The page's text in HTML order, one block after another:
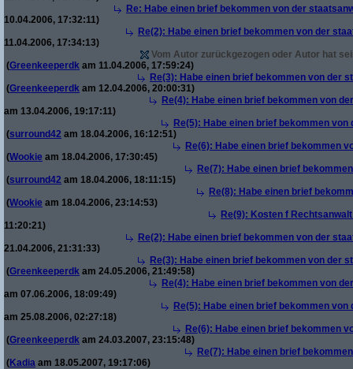
Re: Habe einen brief bekommen von der
10.04.2006, 17:32:11)
Re(2): Habe einen brief bekommen von der
11.04.2006, 17:34:13)
Vom Autor zurückgezogen oder Autor hat
(Greenkeeperdk am 11.04.2006, 17:59:24)
Re(3): Habe einen brief bekommen von der
(Greenkeeperdk am 12.04.2006, 20:00:31)
Re(4): Habe einen brief bekommen von
am 13.04.2006, 19:17:11)
Re(5): Habe einen brief bekommen
(surround42 am 18.04.2006, 16:12:51)
Re(6): Habe einen brief bekommen
(Wookie am 18.04.2006, 17:30:45)
Re(7): Habe einen brief
(surround42 am 18.04.2006, 18:11:15)
Re(8): Habe einen brief
(Wookie am 18.04.2006, 23:14:53)
Re(9): Kosten f
11:20:21)
Re(2): Habe einen brief bekommen von der
21.04.2006, 21:31:33)
Re(3): Habe einen brief bekommen von der
(Greenkeeperdk am 24.05.2006, 21:49:58)
Re(4): Habe einen brief bekommen von
am 07.06.2006, 18:09:49)
Re(5): Habe einen brief bekommen
am 25.08.2006, 02:27:18)
Re(6): Habe einen brief bekommen
(Greenkeeperdk am 24.03.2007, 23:15:48)
Re(7): Habe einen brief
(Kadia am 18.05.2007, 19:17:06)